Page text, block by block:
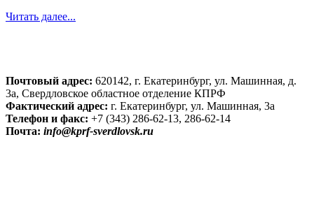
Читать далее...
Почтовый адрес: 620142, г. Екатеринбург, ул. Машинная, д.
3а, Свердловское областное отделение КПРФ
Фактический адрес: г. Екатеринбург, ул. Машинная, 3а
Телефон и факс: +7 (343) 286-62-13, 286-62-14
Почта: info@kprf-sverdlovsk.ru